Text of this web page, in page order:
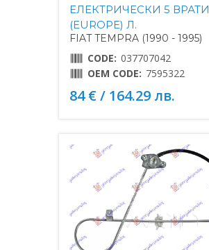
ЕЛЕКТРИЧЕСКИ 5 ВРАТИ
(EUROPE) Л.
FIAT TEMPRA (1990 - 1995)
CODE: 037707042
OEM CODE: 7595322
84 € / 164.29 лв.